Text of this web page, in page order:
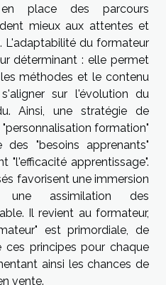
place des parcours
mieux aux attentes et
L'adaptabilité du formateur
déterminant : elle permet
méthodes et le contenu
sur l'évolution du
Ainsi, une stratégie de
formation"
"besoins apprenants"
"l'efficacité apprentissage".
favorisent une immersion
assimilation des
Il revient au formateur,
est primordiale, de
principes pour chaque
ainsi les chances de
vente.